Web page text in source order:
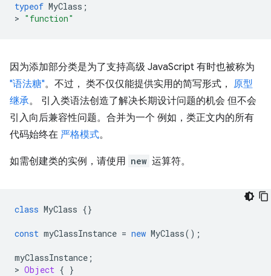
typeof MyClass ;
> "function"
因为添加部分类是为了支持高级 JavaScript 有时也被称为
"语法糖"。不过， 类不仅仅能提供实用的简写形式， 原型
继承。 引入类语法创造了解决长期设计问题的机会 但不会
引入向后兼容性问题。合并为一个 例如，类正文内的所有
代码始终在 严格模式。
如需创建类的实例，请使用 new 运算符。
class MyClass {}
const myClassInstance = new MyClass();
myClassInstance ;
> Object { }